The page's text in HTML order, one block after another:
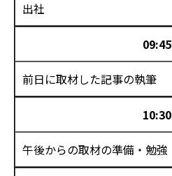
出社
09:45
前日に取材した記事の執筆
10:30
午後からの取材の準備・勉強